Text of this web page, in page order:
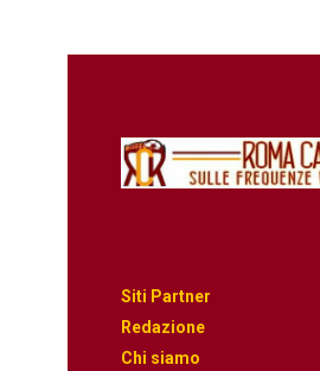
Siti Partner
Redazione
Chi siamo